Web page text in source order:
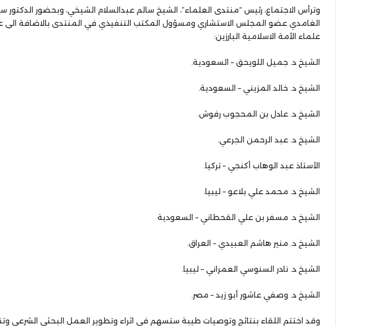
وترأس الاجتماع، رئيس “منتدى العلماء”، الشيخ سالم عبدالسلام الشيخي، وبحضور الدكتور
الغامدي عضو المجلس الاستشاري ومسؤول المكتب التنفيذي في المنتدى بالاضافة
علماء الأمة الاسلامية البارزين:
الشيخ د. جميل اللويحق – السعودية.
الشيخ د. خالد المزيني – السعودية.
الشيخ د. عادل بن المحجوب رفوش.
الشيخ د. عبد الرحمن الجرعي.
الأستاذ عبد الوهاب أكنجي – تركيا.
الشيخ د. محمد علي بلاعو – ليبيا.
الشيخ د. مسفر بن علي القحطاني – السعودية
الشيخ د. منير هاشم العبيدي – العراق.
الشيخ د. نادر السنوسي العمراني – ليبيا.
الشيخ د. وصفي عاشور أبو زيد – مصر.
وقد اختتم اللقاء بنتائج وتوصيات طيبة ستسهم في اثراء وتطوير العمل البحثي الشرعي